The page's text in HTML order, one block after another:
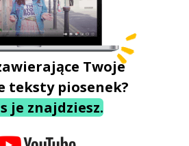
Twoje
teksty piosenek?
je znajdziesz.